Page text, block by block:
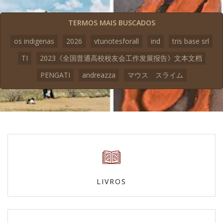
TERMOS MAIS BUSCADOS
os indigenas
2026 vtunotesforall ind
tris base srl
TI
2023《全国普通高校校友会工作发展报告》文本文档
PENGATI
andreazza マウス スライム
LIVROS